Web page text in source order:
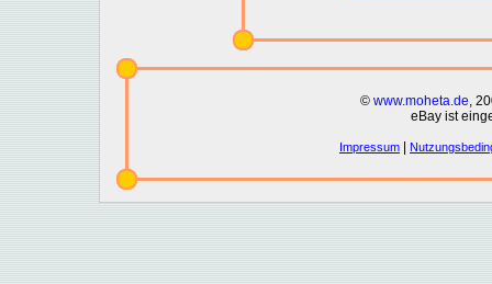
© www.moheta.de,
eBay ist
Impressum